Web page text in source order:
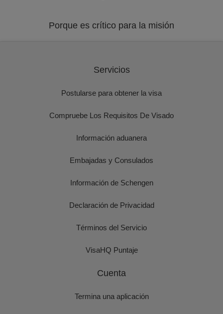
Porque es crítico para la misión
Servicios
Postularse para obtener la visa
Compruebe Los Requisitos De Visado
Información aduanera
Embajadas y Consulados
Información de Schengen
Declaración de Privacidad
Términos del Servicio
VisaHQ Puntaje
Cuenta
Termina una aplicación